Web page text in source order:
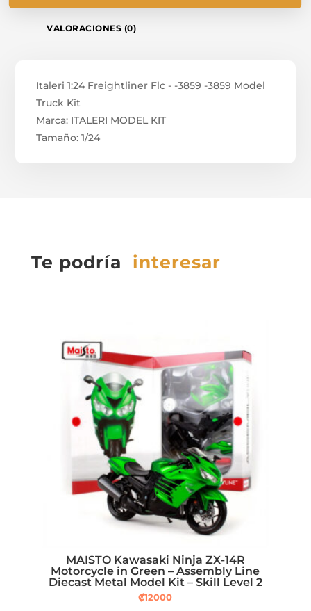
VALORACIONES (0)
Italeri 1:24 Freightliner Flc - -3859 -3859 Model
Truck Kit
Marca: ITALERI MODEL KIT
Tamaño: 1/24
Te podría interesar
MAISTO Kawasaki Ninja ZX-14R
Motorcycle in Green – Assembly Line
Diecast Metal Model Kit – Skill Level 2
₡12000